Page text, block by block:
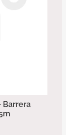
Barrera